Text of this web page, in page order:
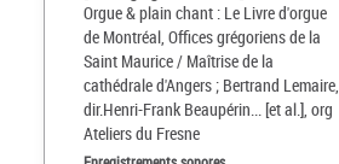
Orgue & plain chant : Le Livre d'orgue
de Montréal, Offices grégoriens de la
Saint Maurice / Maîtrise de la
cathédrale d'Angers ; Bertrand Lemaire,
dir.Henri-Frank Beaupérin... [et al.], org
Ateliers du Fresne